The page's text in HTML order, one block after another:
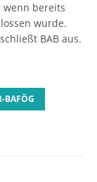
wenn bereits
wurde.
BAB aus.
BAFÖG